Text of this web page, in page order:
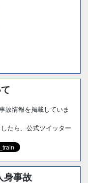
故情報を掲載していま
たら、公式ツイッター
身事故